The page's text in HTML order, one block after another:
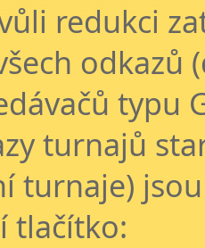
redukci
odkazů
typu
turnajů
turnaje)
tlačítko: